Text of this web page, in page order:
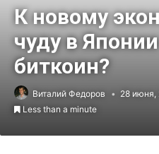
К новому
чуду в
биткоин?
Виталий Федоров 28 июня,
Less than a minute